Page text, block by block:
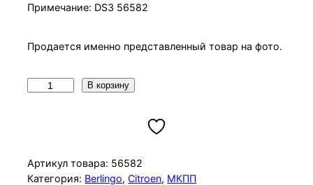
Примечание: DS3 56582
Продается именно представленный товар на фото.
ч
е
В корзину
Артикул товара: 56582
Категория: Berlingo, Citroen, МКПП